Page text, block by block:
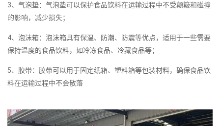
3、气泡垫：气泡垫可以保护食品饮料在运输过程中不受颠簸和碰撞
的影响，减少损失；
4、泡沫箱：泡沫箱具有保温、防潮、防震等优点，适用于一些需要
保持温度的食品饮料，如冷冻食品、冷藏食品等；
5、胶带：胶带可以用于固定纸箱、塑料箱等包装材料，确保食品饮
料在运输过程中不会散落